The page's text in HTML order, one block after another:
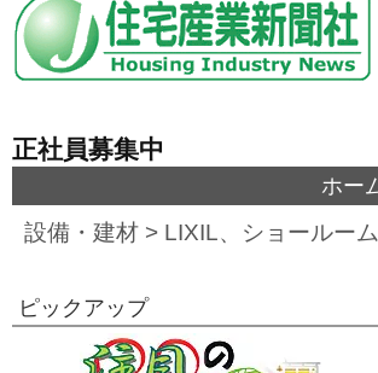
正社員募集中
ホー
設備・建材 > LIXIL、ショールー
ピックアップ